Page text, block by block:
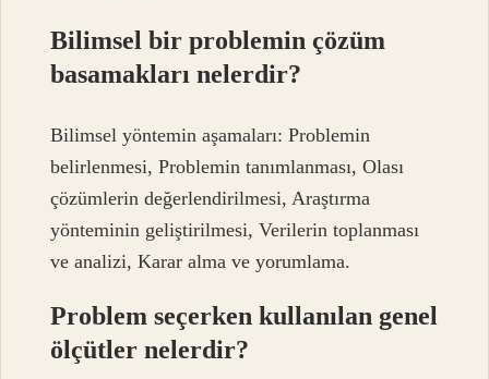
Bilimsel bir problemin çözüm
basamakları nelerdir?
Bilimsel yöntemin aşamaları: Problemin
belirlenmesi, Problemin tanımlanması, Olası
çözümlerin değerlendirilmesi, Araştırma
yönteminin geliştirilmesi, Verilerin toplanması
ve analizi, Karar alma ve yorumlama.
Problem seçerken kullanılan genel
ölçütler nelerdir?